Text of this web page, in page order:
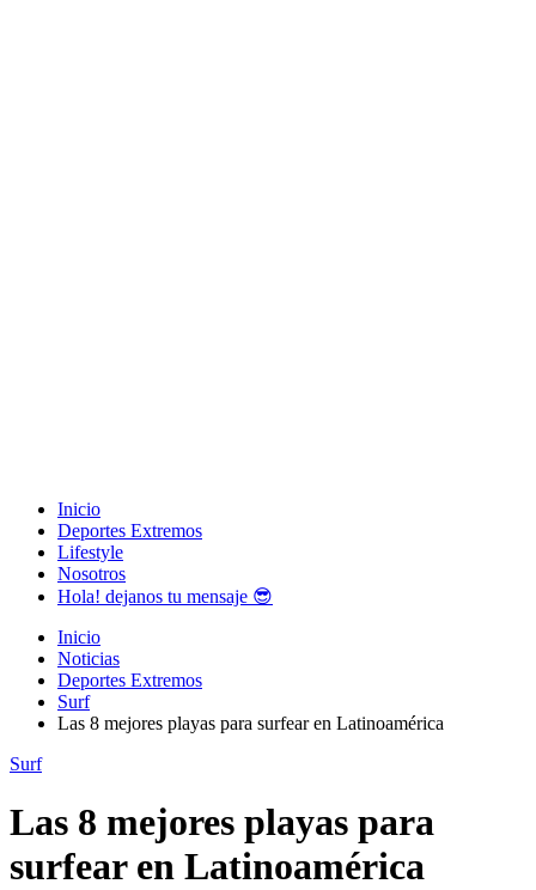
Inicio
Deportes Extremos
Lifestyle
Nosotros
Hola! dejanos tu mensaje 😎
Inicio
Noticias
Deportes Extremos
Surf
Las 8 mejores playas para surfear en Latinoamérica
Surf
Las 8 mejores playas para
surfear en Latinoamérica